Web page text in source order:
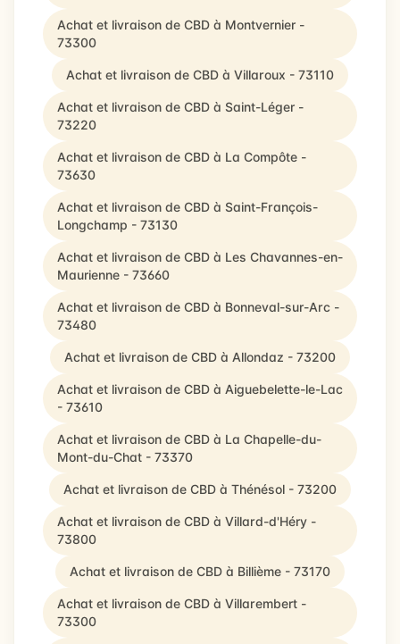
Achat et livraison de CBD à Montvernier -
73300
Achat et livraison de CBD à Villaroux - 73110
Achat et livraison de CBD à Saint-Léger -
73220
Achat et livraison de CBD à La Compôte -
73630
Achat et livraison de CBD à Saint-François-
Longchamp - 73130
Achat et livraison de CBD à Les Chavannes-en-
Maurienne - 73660
Achat et livraison de CBD à Bonneval-sur-Arc -
73480
Achat et livraison de CBD à Allondaz - 73200
Achat et livraison de CBD à Aiguebelette-le-Lac
- 73610
Achat et livraison de CBD à La Chapelle-du-
Mont-du-Chat - 73370
Achat et livraison de CBD à Thénésol - 73200
Achat et livraison de CBD à Villard-d'Héry -
73800
Achat et livraison de CBD à Billième - 73170
Achat et livraison de CBD à Villarembert -
73300